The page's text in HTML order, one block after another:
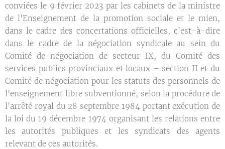
conviées le 9 février 2023 par les cabinets de la ministre
de l'Enseignement de la promotion sociale et le mien,
dans le cadre des concertations officielles, c'est-à-dire
dans le cadre de la négociation syndicale au sein du
Comité de négociation de secteur IX, du Comité des
services publics provinciaux et locaux – section II et du
Comité de négociation pour les statuts des personnels de
l'enseignement libre subventionné, selon la procédure de
l'arrêté royal du 28 septembre 1984 portant exécution de
la loi du 19 décembre 1974 organisant les relations entre
les autorités publiques et les syndicats des agents
relevant de ces autorités.